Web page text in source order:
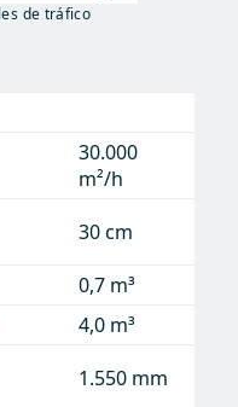
de tráfico
30.000
m²/h
30 cm
0,7 m³
4,0 m³
1.550 mm